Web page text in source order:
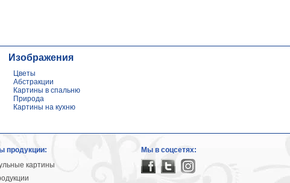
Изображения
Цветы
Абстракции
Картины в спальню
Природа
Картины на кухню
продукции:
картины
Мы в соцсетях: